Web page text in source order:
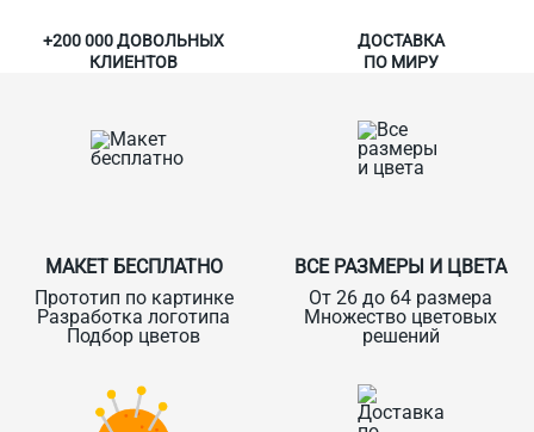
+200 000 ДОВОЛЬНЫХ
КЛИЕНТОВ
ДОСТАВКА
ПО МИРУ
МАКЕТ БЕСПЛАТНО
Прототип по картинке
Разработка логотипа
Подбор цветов
ВСЕ РАЗМЕРЫ И ЦВЕТА
От 26 до 64 размера
Множество цветовых
решений